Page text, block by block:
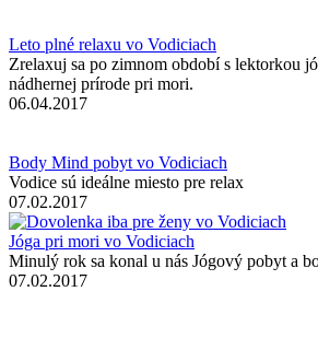
Leto plné relaxu vo Vodiciach
Zrelaxuj sa po zimnom období s lektorkou
nádhernej prírode pri mori.
06.04.2017
Body Mind pobyt vo Vodiciach
Vodice sú ideálne miesto pre relax
07.02.2017
Jóga pri mori vo Vodiciach
Minulý rok sa konal u nás Jógový pobyt a
07.02.2017